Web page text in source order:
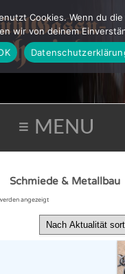
≡ MENU
Schmiede & Metallbau
angezeigtNach
Aktualität
Cookies. Wenn du
wir von deinem